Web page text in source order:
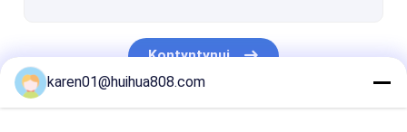
Kontyntynuj
karen01@huihua808.com